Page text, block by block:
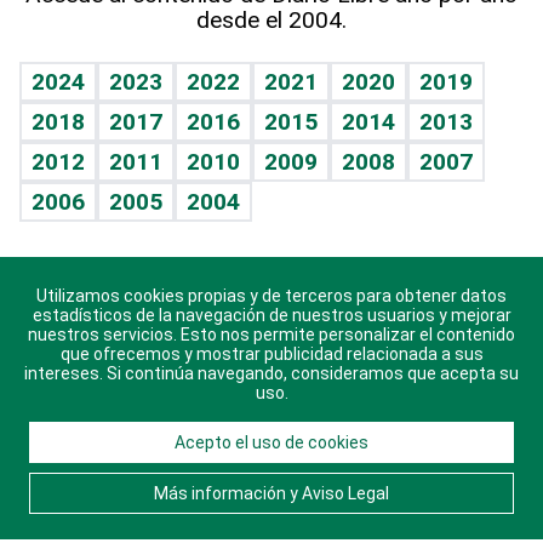
Vida y familia
Eñe
Celebrando la vida
Sin complejos
En pocas palabras
Escuchando al corazón
Economía Personal
TBT Deportivo
Guía del dinero
Horóscopos
Crucigramas
desde el 2004.
2024 2023 2022 2021 2020
2019
2018
2017 2016 2015 2014
2013
2012
2011 2010 2009 2008
2007
2006
2005 2004
Descarga nuestras aplicaciones para Android, iOS y
sistema Huawei.
© 2021 Diario Libre, todos los derechos reservados.
Consulta elAviso Legal. Ponte en Contacto
nosotros y conoce más sobre Diario Libre
Utilizamos cookies propias y de terceros para obtener datos
estadísticos de la navegación de nuestros usuarios y mejorar
nuestros servicios. Esto nos permite personalizar el contenido
que ofrecemos y mostrar publicidad relacionada a sus
intereses. Si continúa navegando, consideramos que acepta su
uso.
Acepto el uso de cookies
Más información y Aviso Legal